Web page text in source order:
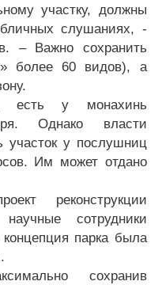
участку, должны
слушаниях, -
– Важно сохранить
более 60 видов), а
у монахинь
Однако власти
участок у послушниц
Им может отдано
реконструкции
сотрудники
парка была
сохранив